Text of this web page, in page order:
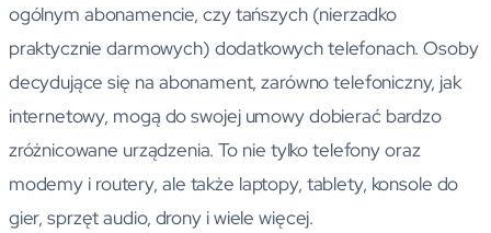
ogólnym abonamencie, czy tańszych (nierzadko
praktycznie darmowych) dodatkowych telefonach. Osoby
decydujące się na abonament, zarówno telefoniczny, jak
internetowy, mogą do swojej umowy dobierać bardzo
zróżnicowane urządzenia. To nie tylko telefony oraz
modemy i routery, ale także laptopy, tablety, konsole do
gier, sprzęt audio, drony i wiele więcej.